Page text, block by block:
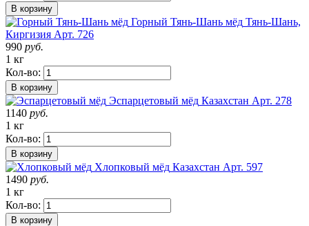
В корзину
Горный Тянь-Шань мёд Тянь-Шань,
Киргизия Арт. 726
990 руб.
1 кг
Кол-во:
В корзину
Эспарцетовый мёд Казахстан Арт. 278
1140 руб.
1 кг
Кол-во:
В корзину
Хлопковый мёд Казахстан Арт. 597
1490 руб.
1 кг
Кол-во:
В корзину